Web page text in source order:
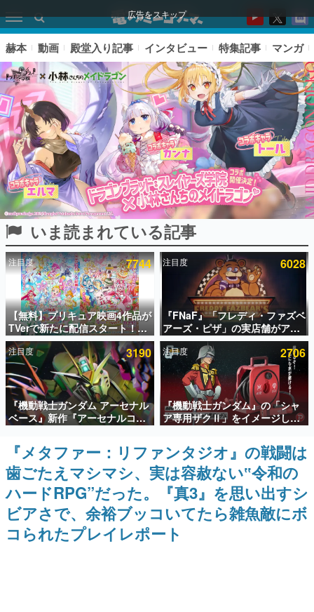
広告をスキップ
ピックアップ
電ファミのいま読まれている記事ランキング
アプリセール情報
インタビュー
連載・特集一覧
殿堂入り記事
SNS拡散数が数千以上！ ページビュー数万以上！ などな
ど。多くの人々に読まれた、電ファミ渾身の“殿堂入り”記
事をまとめました。
ゲームの企画書
名作ゲームクリエイターの方々に製作時のエピソードをお
聞きし、ヒットする企画（ゲーム）とは何か？を探ってい
きます。
赫本
この物語を解いてはいけない。『赫本』は、〈試験問題〉
の形をした短編ホラー小説集です。
赫本 動画 殿堂入り記事 インタビュー 特集記事 マンガ
いま読まれている記事
注目度 7744
【無料】プリキュア映画4作品が
TVerで新たに配信スタート！な
んと2018年～2024年の映画ほぼ
すべてが見放題に、ぶっちゃけ
ありえないラインナップ
注目度 6028
『FNaF』「フレディ・ファズベ
アーズ・ピザ」の実店舗がアメ
リカの商業施設「American
Dream」に2027年オープン！
ScottGamesとの共同開発、食
事だけでなくステージショーや
没入型のホラー体験も楽しめる
注目度 3190
『機動戦士ガンダム アーセナル
ベース』新作『アーセナルコマ
ンダー』発表！8月28日からオ
ープンベータテスト開催、2027
年2月下旬に稼働予定
注目度 2706
『機動戦士ガンダム』の「シャ
ア専用ザクⅡ」をイメージした
散水ホースリールが予約開始。
本体にはシャアのパーソナルマ
ークやジオン公国軍のエンブレ
ム、型式番号などを配置
『メタファー：リファンタジオ』の戦闘は
歯ごたえマシマシ、実は容赦ない‟令和の
ハードRPG”だった。『真3』を思い出すシ
ビアさで、余裕ブッコいてたら雑魚敵にボ
コられたプレイレポート